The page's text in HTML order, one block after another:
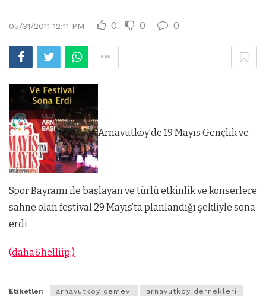
05/31/2011 12:11 PM 0 0 0
Arnavutköy’de 19 Mayıs Gençlik ve
Spor Bayramı ile başlayan ve türlü etkinlik ve konserlere
sahne olan festival 29 Mayıs’ta planlandığı şekliyle sona
erdi.
(daha&helliip;)
Etiketler: arnavutköy cemevi
arnavutköy dernekleri